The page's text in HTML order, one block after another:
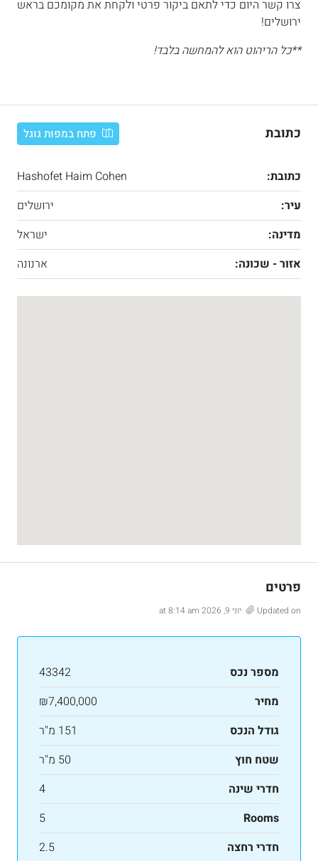
צרו קשר היום כדי לתאם ביקור פרטי ולקחת את מקומכם בראש
ירושלים!
**כל הריהוט הוא להמחשה בלבד!
כתובת פתח במפות גוגל
כתובת:
Hashofet Haim Cohen
עיר:
ירושלים
מדינה:
ישראל
אזור - שכונה:
ארנונה
פרטים
Updated on יוני 9, 2026 at 8:14 am
מספר נכס
43342
מחיר
₪7,400,000
גודל הנכס
151 מ"ר
שטח חוץ
50 מ"ר
חדרי שינה
4
Rooms
5
חדרי רחצה
2.5